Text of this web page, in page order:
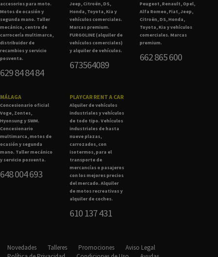
accesorios para moto.
Motos de ocasión y
segunda mano. Taller
mecánico, centro de
carrocería multimarca,
distribuidor de
recambios y servicio
posventa.
629 84 84 84
Jeep, Citroën, DS,
Honda, Toyota, Kia y
vehículos comerciales.
Marcas premium.
FURGOLINE (alquiler de
vehículos comerciales)
y alquiler de vehículos.
673564089
Peugeot, Renault, Opel,
Alfa Romeo, Fiat, Jeep,
Citroën, DS, Honda,
Toyota, Kia y vehículos
comerciales. Marcas
premium.
662 865 600
MÁLAGA
Concesionario oficial
Voge, Zontes,
Hyonsung y SWM.
Concesionario
multimarca, motos de
ocasión y segunda
mano. Taller mecánico
y servicio posventa.
648 004 693
PLAYCAR RENT A CAR
Alquiler de vehículos
industriales y vehículos
de todo tipo. Vehículos
industriales de hasta
nueve plazas,
carrozados, con
isotermos, para el
transporte de
mercancías o pasajeros
con los mejores precios
del mercado. Alquiler
de motos recreativas y
alquiler de coches.
610 137 431
Novedades Talleres Promociones
Aviso Legal